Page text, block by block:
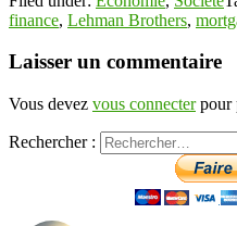
finance, Lehman Brothers,
Laisser un commentaire
Vous devez vous connecterpour
Rechercher :